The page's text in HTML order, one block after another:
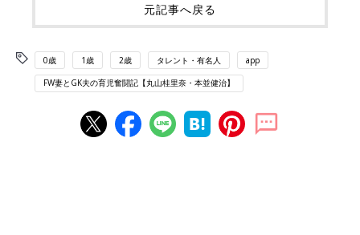
元記事へ戻る
0歳 1歳 2歳 タレント・有名人 app
FW妻とGK夫の育児奮闘記【丸山桂里奈・本並健治】